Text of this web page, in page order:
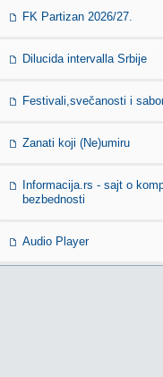
FK Partizan 2026/27.
Dilucida intervalla Srbije
Festivali,svečanosti i
Zanati koji (Ne)umiru
Informacija.rs - sajt o
bezbednosti
Audio Player